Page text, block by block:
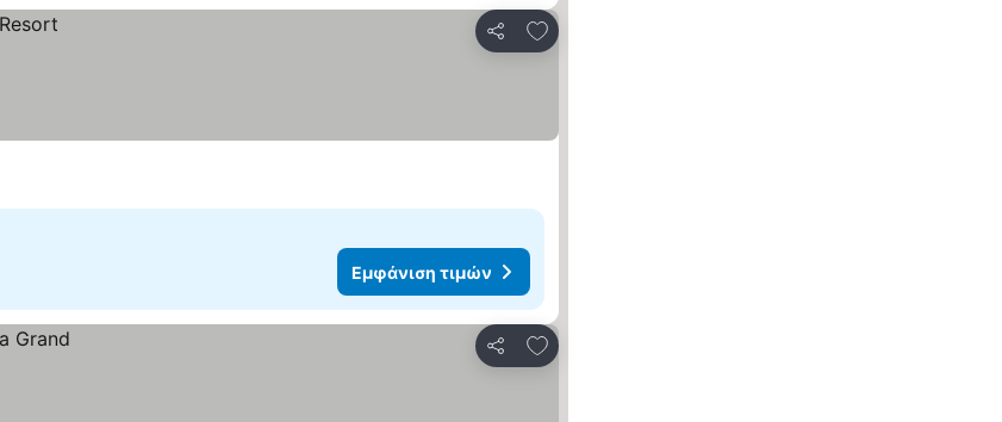
Κοινοποίηση
Προσθήκη στα αγαπημένα
Εμφάνιση τιμών
Κοινοποίηση
Προσθήκη στα αγαπημένα